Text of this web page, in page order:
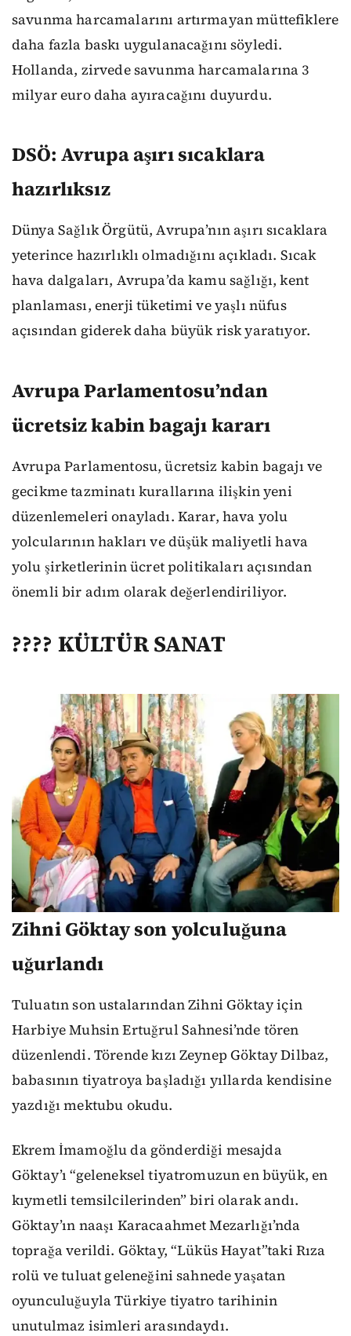
savunma harcamalarını artırmayan müttefiklere
daha fazla baskı uygulanacağını söyledi.
Hollanda, zirvede savunma harcamalarına 3
milyar euro daha ayıracağını duyurdu.
DSÖ: Avrupa aşırı sıcaklara
hazırlıksız
Dünya Sağlık Örgütü, Avrupa’nın aşırı sıcaklara
yeterince hazırlıklı olmadığını açıkladı. Sıcak
hava dalgaları, Avrupa’da kamu sağlığı, kent
planlaması, enerji tüketimi ve yaşlı nüfus
açısından giderek daha büyük risk yaratıyor.
Avrupa Parlamentosu’ndan
ücretsiz kabin bagajı kararı
Avrupa Parlamentosu, ücretsiz kabin bagajı ve
gecikme tazminatı kurallarına ilişkin yeni
düzenlemeleri onayladı. Karar, hava yolu
yolcularının hakları ve düşük maliyetli hava
yolu şirketlerinin ücret politikaları açısından
önemli bir adım olarak değerlendiriliyor.
???? KÜLTÜR SANAT
Zihni Göktay son yolculuğuna
uğurlandı
Tuluatın son ustalarından Zihni Göktay için
Harbiye Muhsin Ertuğrul Sahnesi’nde tören
düzenlendi. Törende kızı Zeynep Göktay Dilbaz,
babasının tiyatroya başladığı yıllarda kendisine
yazdığı mektubu okudu.
Ekrem İmamoğlu da gönderdiği mesajda
Göktay’ı “geleneksel tiyatromuzun en büyük, en
kıymetli temsilcilerinden” biri olarak andı.
Göktay’ın naaşı Karacaahmet Mezarlığı’nda
toprağa verildi. Göktay, “Lüküs Hayat”taki Rıza
rolü ve tuluat geleneğini sahnede yaşatan
oyunculuğuyla Türkiye tiyatro tarihinin
unutulmaz isimleri arasındaydı.